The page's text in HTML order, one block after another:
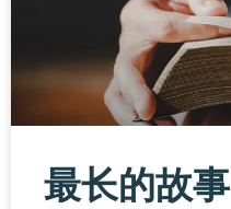
最长的故事